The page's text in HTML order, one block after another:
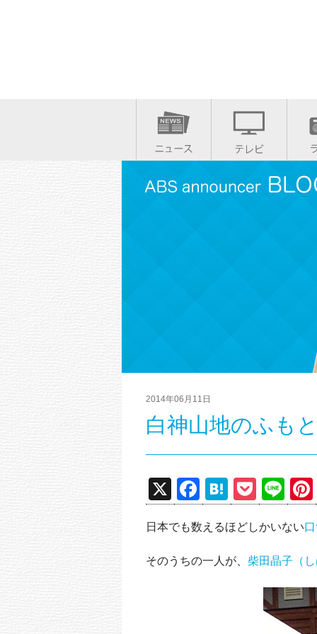
2014年06月11日
白神山地のふも
X
F
a
c
e
H
at
e
n
P
o
ck
et
Li
n
e
日本でも数えるほどしかいない
そのうちの一人が、 柴田晶子（